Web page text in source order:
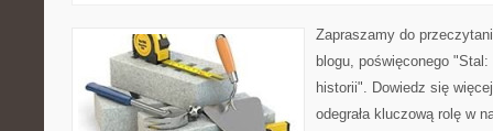
Zapraszamy do
blogu, poświęconego
historii". Dowiedz się
odegrała kluczową rolę w